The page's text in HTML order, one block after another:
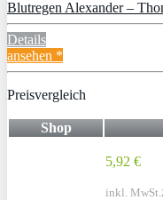
Blutregen Alexander –
Details
ansehen *
Preisvergleich
Shop
5,92 €
inkl. MwSt.